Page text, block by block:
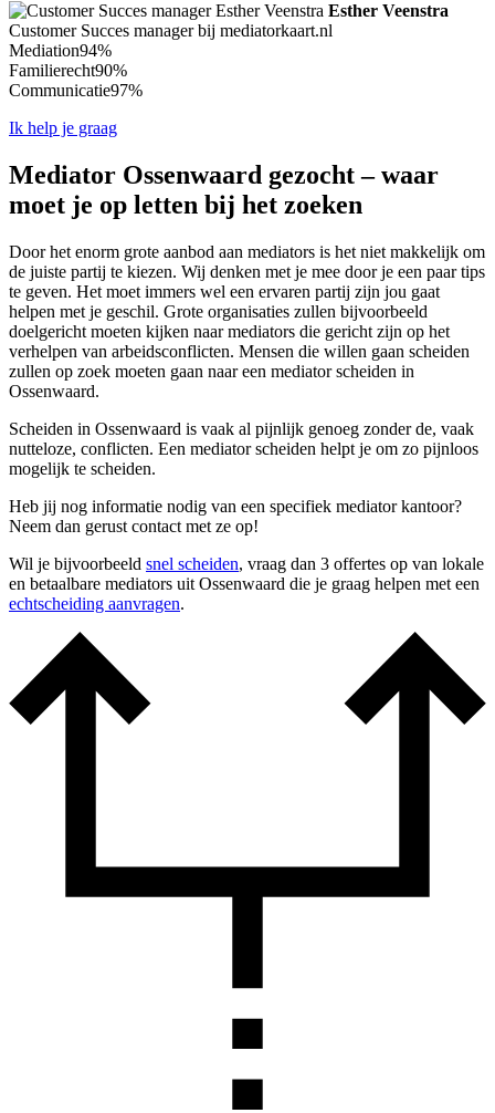
Esther Veenstra
Customer Succes manager bij mediatorkaart.nl
Mediation94%
Familierecht90%
Communicatie97%
Ik help je graag
Mediator Ossenwaard gezocht – waar
moet je op letten bij het zoeken
Door het enorm grote aanbod aan mediators is het niet makkelijk om
de juiste partij te kiezen. Wij denken met je mee door je een paar tips
te geven. Het moet immers wel een ervaren partij zijn jou gaat
helpen met je geschil. Grote organisaties zullen bijvoorbeeld
doelgericht moeten kijken naar mediators die gericht zijn op het
verhelpen van arbeidsconflicten. Mensen die willen gaan scheiden
zullen op zoek moeten gaan naar een mediator scheiden in
Ossenwaard.
Scheiden in Ossenwaard is vaak al pijnlijk genoeg zonder de, vaak
nutteloze, conflicten. Een mediator scheiden helpt je om zo pijnloos
mogelijk te scheiden.
Heb jij nog informatie nodig van een specifiek mediator kantoor?
Neem dan gerust contact met ze op!
Wil je bijvoorbeeld snel scheiden, vraag dan 3 offertes op van lokale
en betaalbare mediators uit Ossenwaard die je graag helpen met een
echtscheiding aanvragen.